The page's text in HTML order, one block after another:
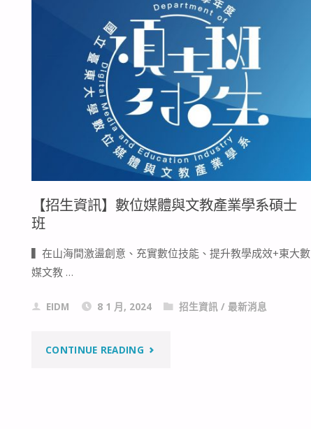
【招生資訊】數位媒體與文教產業學系碩士
班
▍在山海間激盪創意、充實數位技能、提升教學成效+東大數
媒文教 …
EIDM 8 1 月, 2024 招生資訊/ 最新消息
CONTINUE READING"【招